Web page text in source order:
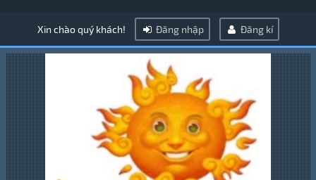
Xin chào quý khách! Đăng nhập Đăng kí